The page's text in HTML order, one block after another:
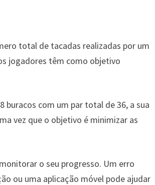
total de tacadas realizadas por um
jogadores têm como objetivo
buracos com um par total de 36, a sua
vez que o objetivo é minimizar as
o seu progresso. Um erro
ou uma aplicação móvel pode ajudar